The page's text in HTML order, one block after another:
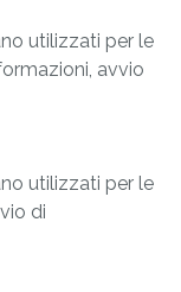
utilizzati per le
avvio
utilizzati per le
di